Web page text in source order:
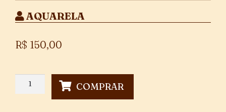
AQUARELA
R$ 150,00
Álbum
COMPRAR